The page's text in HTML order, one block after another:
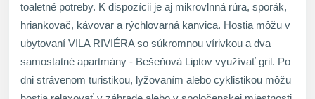
toaletné potreby. K dispozícii je aj mikrovlnná rúra, sporák,
hriankovač, kávovar a rýchlovarná kanvica. Hostia môžu v
ubytovaní VILA RIVIÉRA so súkromnou vírivkou a dva
samostatné apartmány - Bešeňová Liptov využívať gril. Po
dni strávenom turistikou, lyžovaním alebo cyklistikou môžu